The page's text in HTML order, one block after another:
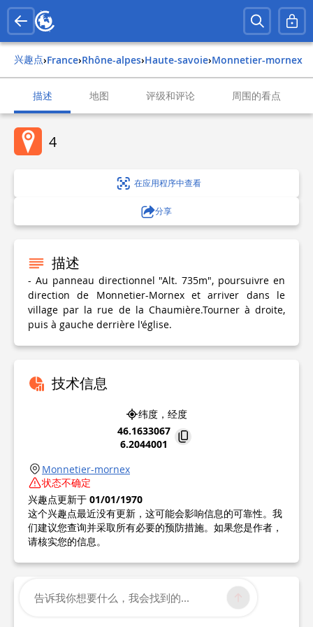
兴趣点› france› rhône-alpes› haute-savoie› monnetier-mornex
描述 地图 评级和评论 周围的看点
4
在应用程序中查看
分享
描述
- Au panneau directionnel "Alt. 735m", poursuivre en
direction de Monnetier-Mornex et arriver dans le
village par la rue de la Chaumière.Tourner à droite,
puis à gauche derrière l'église.
技术信息
纬度，经度
46.1633067
6.2044001
Monnetier-mornex
状态不确定
兴趣点更新于 01/01/1970
这个兴趣点最近没有更新，这可能会影响信息的可靠性。我
们建议您查询并采取所有必要的预防措施。如果您是作者，
请核实您的信息。
告诉我你想要什么，我会找到的...